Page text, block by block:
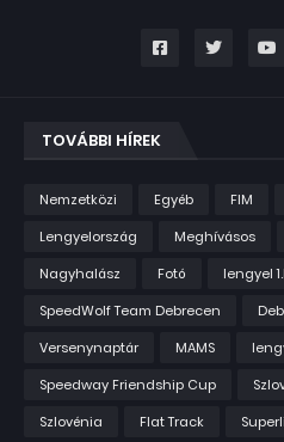
TOVÁBBI HÍREK
Nemzetközi Egyéb FIM
Lengyelország
Meghívásos
Nagyhalász
Fotó
lengyel
SpeedWolf Team Debrecen
Versenynaptár
MAMS
Speedway Friendship Cup
Szlovénia
Flat Track